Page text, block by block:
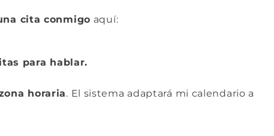
cita conmigo aquí:
para hablar.
horaria. El sistema adaptará mi calendario a